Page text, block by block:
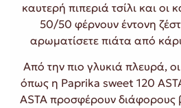
καυτερή πιπεριά τσίλι και οι
50/50 φέρνουν έντονη
αρωματίσετε πιάτα από
Από την πιο γλυκιά πλευρά,
όπως η Paprika sweet 120
ASTA προσφέρουν διάφορους